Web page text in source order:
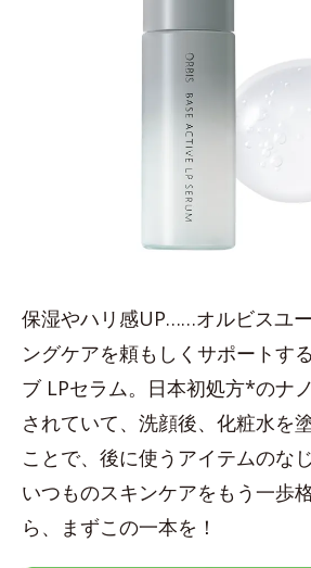
保湿やハリ感UP……オルビスユ
ングケアを頼もしくサポートす
ブ LPセラム。日本初処方*のナ
されていて、洗顔後、化粧水を
ことで、後に使うアイテムのな
いつものスキンケアをもう一歩
ら、まずこの一本を！